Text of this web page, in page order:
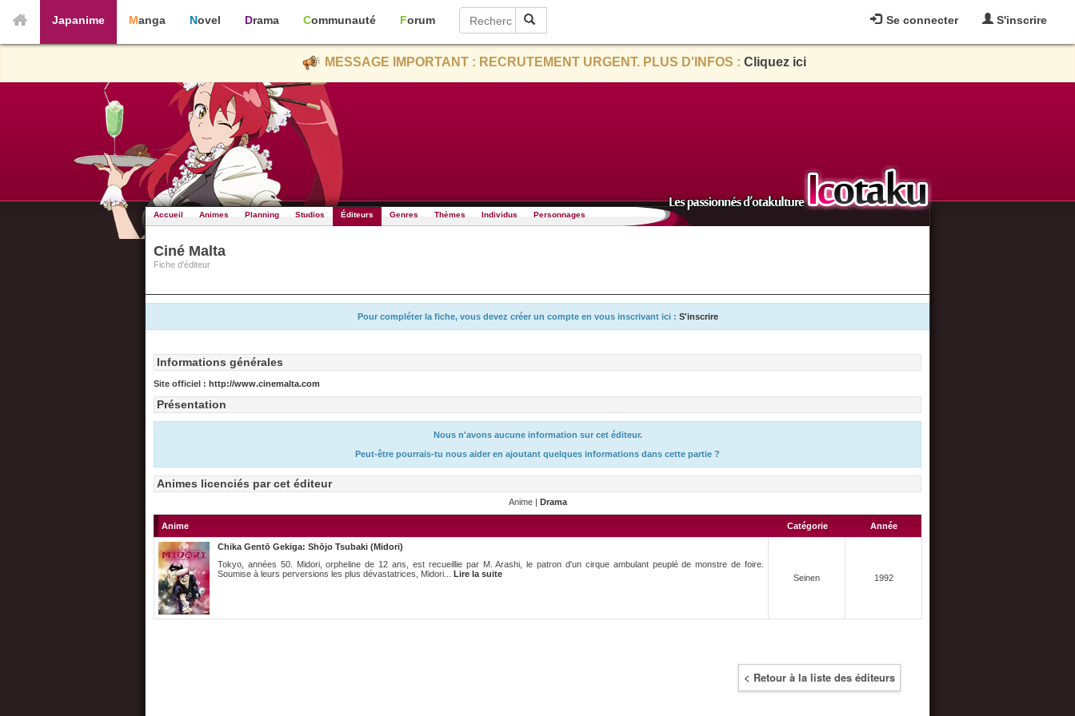
Se connecter S'inscrire
Japanime Manga Novel Drama Communauté Forum
MESSAGE IMPORTANT : RECRUTEMENT URGENT. PLUS D'INFOS : Cliquez ici
Accueil Animes Planning Studios Éditeurs Genres Thèmes Individus Personnages
Ciné Malta
Fiche d'éditeur
Pour compléter la fiche, vous devez créer un compte en vous inscrivant ici : S'inscrire
Informations générales
Site officiel : http://www.cinemalta.com
Présentation
Nous n'avons aucune information sur cet éditeur.
Peut-être pourrais-tu nous aider en ajoutant quelques informations dans cette partie ?
Animes licenciés par cet éditeur
Anime | Drama
Anime Catégorie Année
Chika Gentō Gekiga: Shōjo Tsubaki (Midori)
Tokyo, années 50. Midori, orpheline de 12 ans, est recueillie par M. Arashi, le patron d'un cirque ambulant peuplé de monstre de foire.
Soumise à leurs perversions les plus dévastatrices, Midori... Lire la suite Seinen 1992
< Retour à la liste des éditeurs